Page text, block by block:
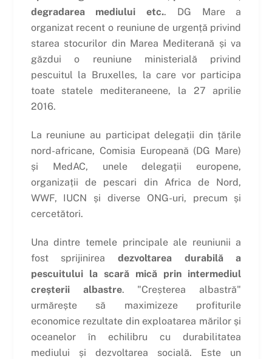
degradarea mediului etc.. DG Mare a
organizat recent o reuniune de urgență privind
starea stocurilor din Marea Mediterană și va
găzdui o reuniune ministerială privind
pescuitul la Bruxelles, la care vor participa
toate statele mediteraneene, la 27 aprilie
2016.
La reuniune au participat delegații din țările
nord-africane, Comisia Europeană (DG Mare)
și MedAC, unele delegații europene,
organizații de pescari din Africa de Nord,
WWF, IUCN și diverse ONG-uri, precum și
cercetători.
Una dintre temele principale ale reuniunii a
fost sprijinirea dezvoltarea durabilă a
pescuitului la scară mică prin intermediul
creșterii albastre. "Creșterea albastră"
urmărește să maximizeze profiturile
economice rezultate din exploatarea mărilor și
oceanelor în echilibru cu durabilitatea
mediului și dezvoltarea socială. Este un